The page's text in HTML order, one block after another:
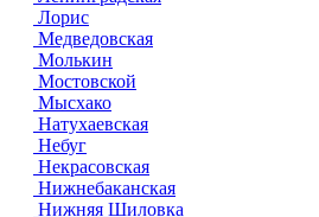
Лорис
Медведовская
Молькин
Мостовской
Мысхако
Натухаевская
Небуг
Некрасовская
Нижнебаканская
Нижняя Шиловка